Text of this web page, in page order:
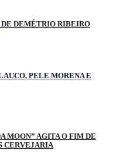
DEMÉTRIO RIBEIRO
PELE MORENA E
MOON” AGITA O FIM DE
CERVEJARIA